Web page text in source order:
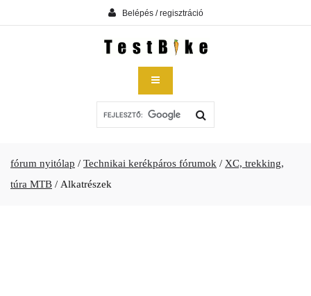
Belépés / regisztráció
fórum nyitólap / Technikai kerékpáros fórumok / XC, trekking,
túra MTB / Alkatrészek